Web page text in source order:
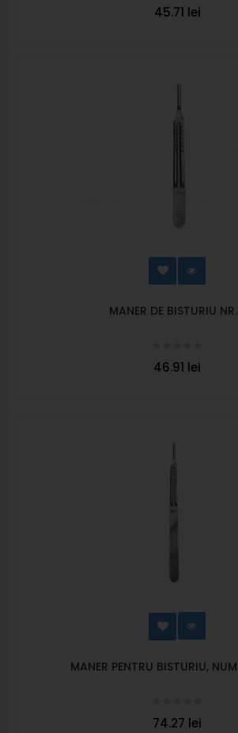
45.71 lei
MANER DE BISTURIU
46.91 lei
MANER PENTRU BISTURIU,
74.27 lei